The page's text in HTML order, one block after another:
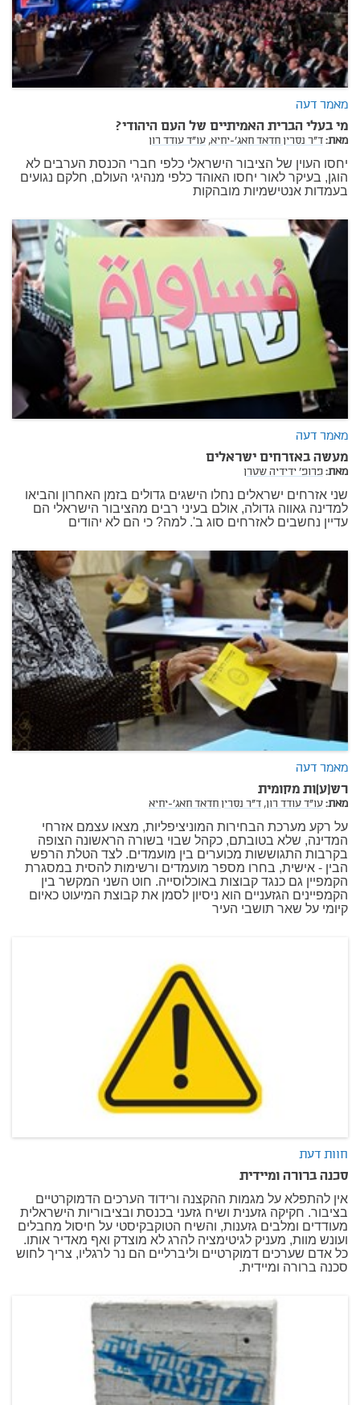
מאמר דעה
מי בעלי הברית האמיתיים של העם היהודי?
מאת:ד"ר נסרין חדאד חאג'-יחיא, עו"ד עודד רון
יחסו העוין של הציבור הישראלי כלפי חברי הכנסת הערבים לא
הוגן, בעיקר לאור יחסו האוהד כלפי מנהיגי העולם, חלקם נגועים
בעמדות אנטישמיות מובהקות
מאמר דעה
מעשה באזרחים ישראלים
מאת:פרופ' ידידיה שטרן
שני אזרחים ישראלים נחלו הישגים גדולים בזמן האחרון והביאו
למדינה גאווה גדולה, אולם בעיני רבים מהציבור הישראלי הם
עדיין נחשבים לאזרחים סוג ב'. למה? כי הם לא יהודים
מאמר דעה
רש(ע)ות מקומית
מאת:עו"ד עודד רון, ד"ר נסרין חדאד חאג'-יחיא
על רקע מערכת הבחירות המוניציפליות, מצאו עצמם אזרחי
המדינה, שלא בטובתם, כקהל שבוי בשורה הראשונה הצופה
בקרבות התגוששות מכוערים בין מועמדים. לצד הטלת הרפש
הבין - אישית, בחרו מספר מועמדים ורשימות להסית במסגרת
הקמפיין גם כנגד קבוצות באוכלוסייה. חוט השני המקשר בין
הקמפיינים הגזעניים הוא ניסיון לסמן את קבוצת המיעוט כאיום
קיומי על שאר תושבי העיר
חוות דעת
סכנה ברורה ומיידית
אין להתפלא על מגמות ההקצנה ורידוד הערכים הדמוקרטיים
בציבור. חקיקה גזענית ושיח גזעני בכנסת ובציבוריות הישראלית
מעודדים ומלבים גזענות, והשיח הטוקבקיסטי על חיסול מחבלים
ועונש מוות, מעניק לגיטימציה להרג לא מוצדק ואף מאדיר אותו.
כל אדם שערכים דמוקרטיים וליברליים הם נר לרגליו, צריך לחוש
סכנה ברורה ומיידית.